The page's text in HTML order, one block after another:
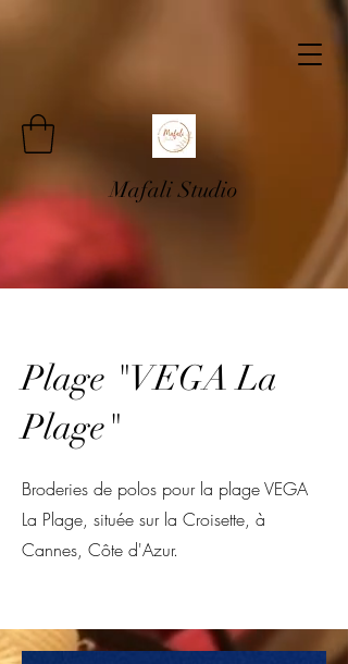
Mafali Studio
Plage "VEGA La
Plage"
Broderies de polos pour la plage VEGA
La Plage, située sur la Croisette, à
Cannes, Côte d'Azur.